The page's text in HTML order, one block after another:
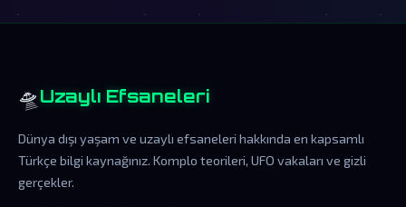
🛸 Uzaylı Efsaneleri
Dünya dışı yaşam ve uzaylı efsaneleri hakkında en kapsamlı
Türkçe bilgi kaynağınız. Komplo teorileri, UFO vakaları ve gizli
gerçekler.